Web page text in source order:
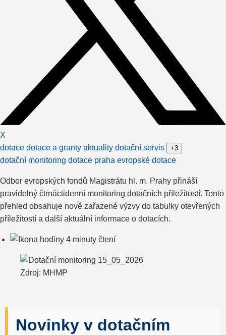
X
dotace dotace a granty aktuality dotační servis +3
dotační monitoring dotace praha evropské dotace
Odbor evropských fondů Magistrátu hl. m. Prahy přináší
pravidelný čtrnáctidenní monitoring dotačních příležitostí. Tento
přehled obsahuje nově zařazené výzvy do tabulky otevřených
příležitostí a další aktuální informace o dotacích.
4 minuty čtení
Zdroj: MHMP
Novinky v dotačním